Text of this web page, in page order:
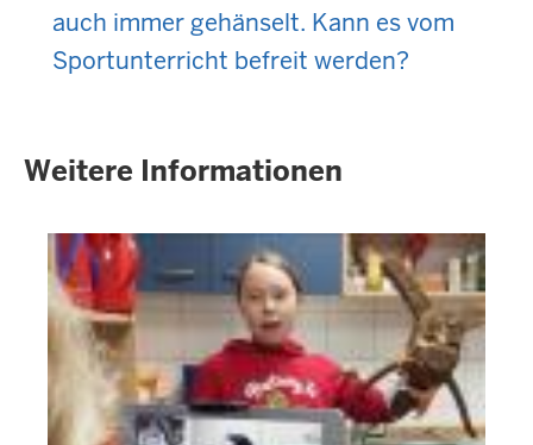
auch immer gehänselt. Kann es vom
Sportunterricht befreit werden?
Weitere Informationen